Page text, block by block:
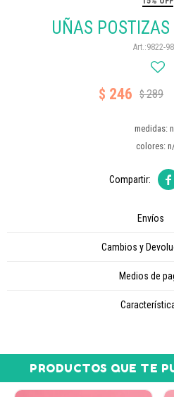
UÑAS POSTIZAS
9822-
$ 246 $289
medidas:
colores:

Envíos
Cambios y
Medios de
PRODUCTOS QUE TE